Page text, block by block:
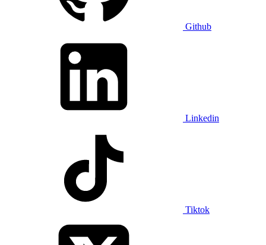
Github
Linkedin
Tiktok